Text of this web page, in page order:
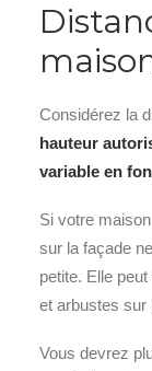
Considérez la
hauteur
variable en
Si votre
sur la façade
petite. Elle
et arbustes sur
Vous devrez